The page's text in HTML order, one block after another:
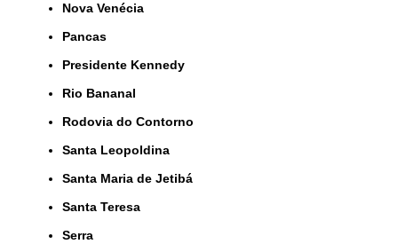
Nova Venécia
Pancas
Presidente Kennedy
Rio Bananal
Rodovia do Contorno
Santa Leopoldina
Santa Maria de Jetibá
Santa Teresa
Serra